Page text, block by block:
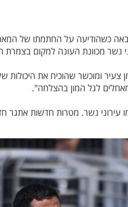
כשהודיעה על החתמתו של
מכוונת העונה למקום בצמרת
צעיר ומוכשר שהוכיח את
לגל המון בהצלחה".
עירוני נשר. מטרות חדשות